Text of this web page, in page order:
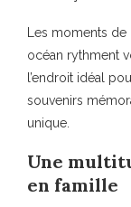
Les moments
océan rythment
l’endroit idéal
souvenirs
unique.
Une
en famille